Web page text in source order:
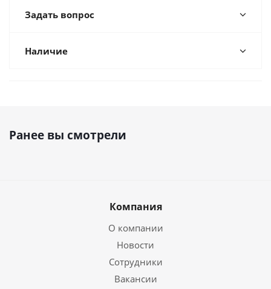
Задать вопрос
Наличие
Ранее вы смотрели
Компания
О компании
Новости
Сотрудники
Вакансии